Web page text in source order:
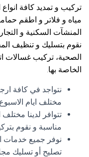
تركيب و تمديد كافة
مياه و فلاتر و اطقم
المنشآت السكنية و
نقوم بتسليك و تنظيف
الصحية، تركيب غسالات
الخاصة بها.
نتواجد في كافة
مختلف ايام
تتوافر لدينا
مناسبة و نقوم
نوفر جميع خدمات
تصليح أو تسليك